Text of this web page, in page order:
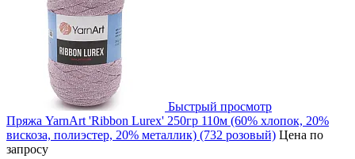
Быстрый просмотр
Пряжа YarnArt 'Ribbon Lurex' 250гр 110м (60% хлопок, 20%
вискоза, полиэстер, 20% металлик) (732 розовый) Цена по
запросу